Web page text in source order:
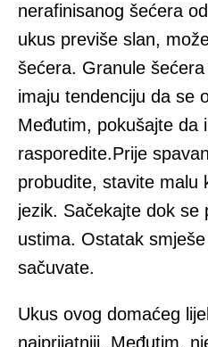
nerafinisanog šećera
ukus previše slan,
šećera. Granule
imaju tendenciju da se
Međutim, pokušajte da
rasporedite.Prije
probudite, stavite malu
jezik. Sačekajte dok se
ustima. Ostatak
sačuvate.
Ukus ovog domaćeg
najprijatniji. Međutim,